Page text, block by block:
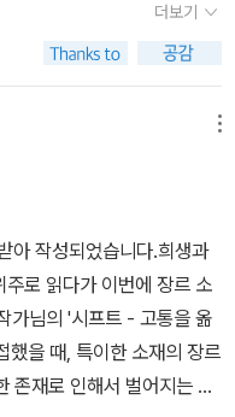
겠다 싶은 가정으로 소설이
역행한게 아쉽지만(가장
) 그래도 훌훌 읽히고, 결국
임을 다시금 느끼게 만든
주고 싶어요. 다신 그대의
를 넘치게 좋아한다는 건,
아하는 노래의 가사가 떠오
가 아니라도 넘치게 애틋한
까지 무언가를 바랄 수 있
는 마음에서 비롯됩니다.
방법을 사용해서라도 구하
음을 현혹시키는 악인이
고, 권력도 얻으려 합니다.
은 인질이 된 동생 란 때문
황금알을 낳는 거위인 찬
담을 그릇인 아이들을 데
를 옮겨야 하는 찬은 죄책감
부분을 포기하며 생기를 잃
자체가 원망스럽습니다. 자
것이고, 괴로워하지 않을 테
한 친구들이 아플 때마다
각이 들었는데 그 바람이
전개로 흘러가서 성악설을
위해 고군분투하는 이창의
작품은 초기작에서부터 시
용의 재미가 더해진다.​누
식을 살릴 수있는 동아줄
은 어디일까.죽은 교주와 실
흉기, 그리고 깨끗이 나은
58P처음부터 갖고 있었
있던 능력. 동생의 목숨을
교의 한목사 형제들. 정말
정도로 역했다. 찬의 죽음은
는 것에 마음이 아파왔다.​
망은 어디까지 일까. 채린
채린을 낳게 했을까. 이 소
를 나타낸거라고 생각된다.
더보기
아 작성되었습니다.희생과
로 읽다가 이번에 장르 소
가님의 '시프트 - 고통을 옮
했을 때, 특이한 소재의 장르
존재로 인해서 벌어지는 미